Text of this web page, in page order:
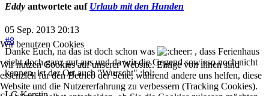
Eddy antwortete auf Urlaub mit den Hunden
05 Sep. 2013 20:13
#8
Danke Euch, na das ist doch schon was
, dass Ferienhaus
sieht doch ganz gut aus und da wir die Gegend sowieso noch nicht
kennen, ist der Ort auch "Wurscht" :lol:
Wir benutzen Cookies
Wir nutzen Cookies auf unserer Website. Einige von ihnen sind
essenziell für den Betrieb der Seite, während andere uns helfen, diese
Website und die Nutzererfahrung zu verbessern (Tracking Cookies).